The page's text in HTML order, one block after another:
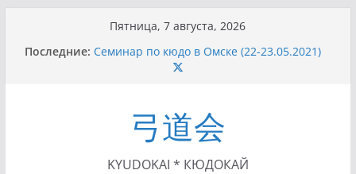
содержимому
Пятница, 7 августа, 2026
Последние: Семинар по кюдо в Омске (22-23.05.2021)
Чемпионат Росcии, Дёмино (2-5.09.2021)
II Кубок Посла Японии в России по Кюдо,
Орёл (25.07.2021)
I этап Кубка Московской области по Кюдо /
Сейдокан II (27.06.2021)
弓道会
KYUDOKAI * КЮДОКАЙ